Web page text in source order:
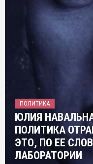
ПОЛИТИКА
ЮЛИЯ
ПОЛИТИКА
ЭТО, ПО ЕЕ
ЛАБОРАТОРИИ